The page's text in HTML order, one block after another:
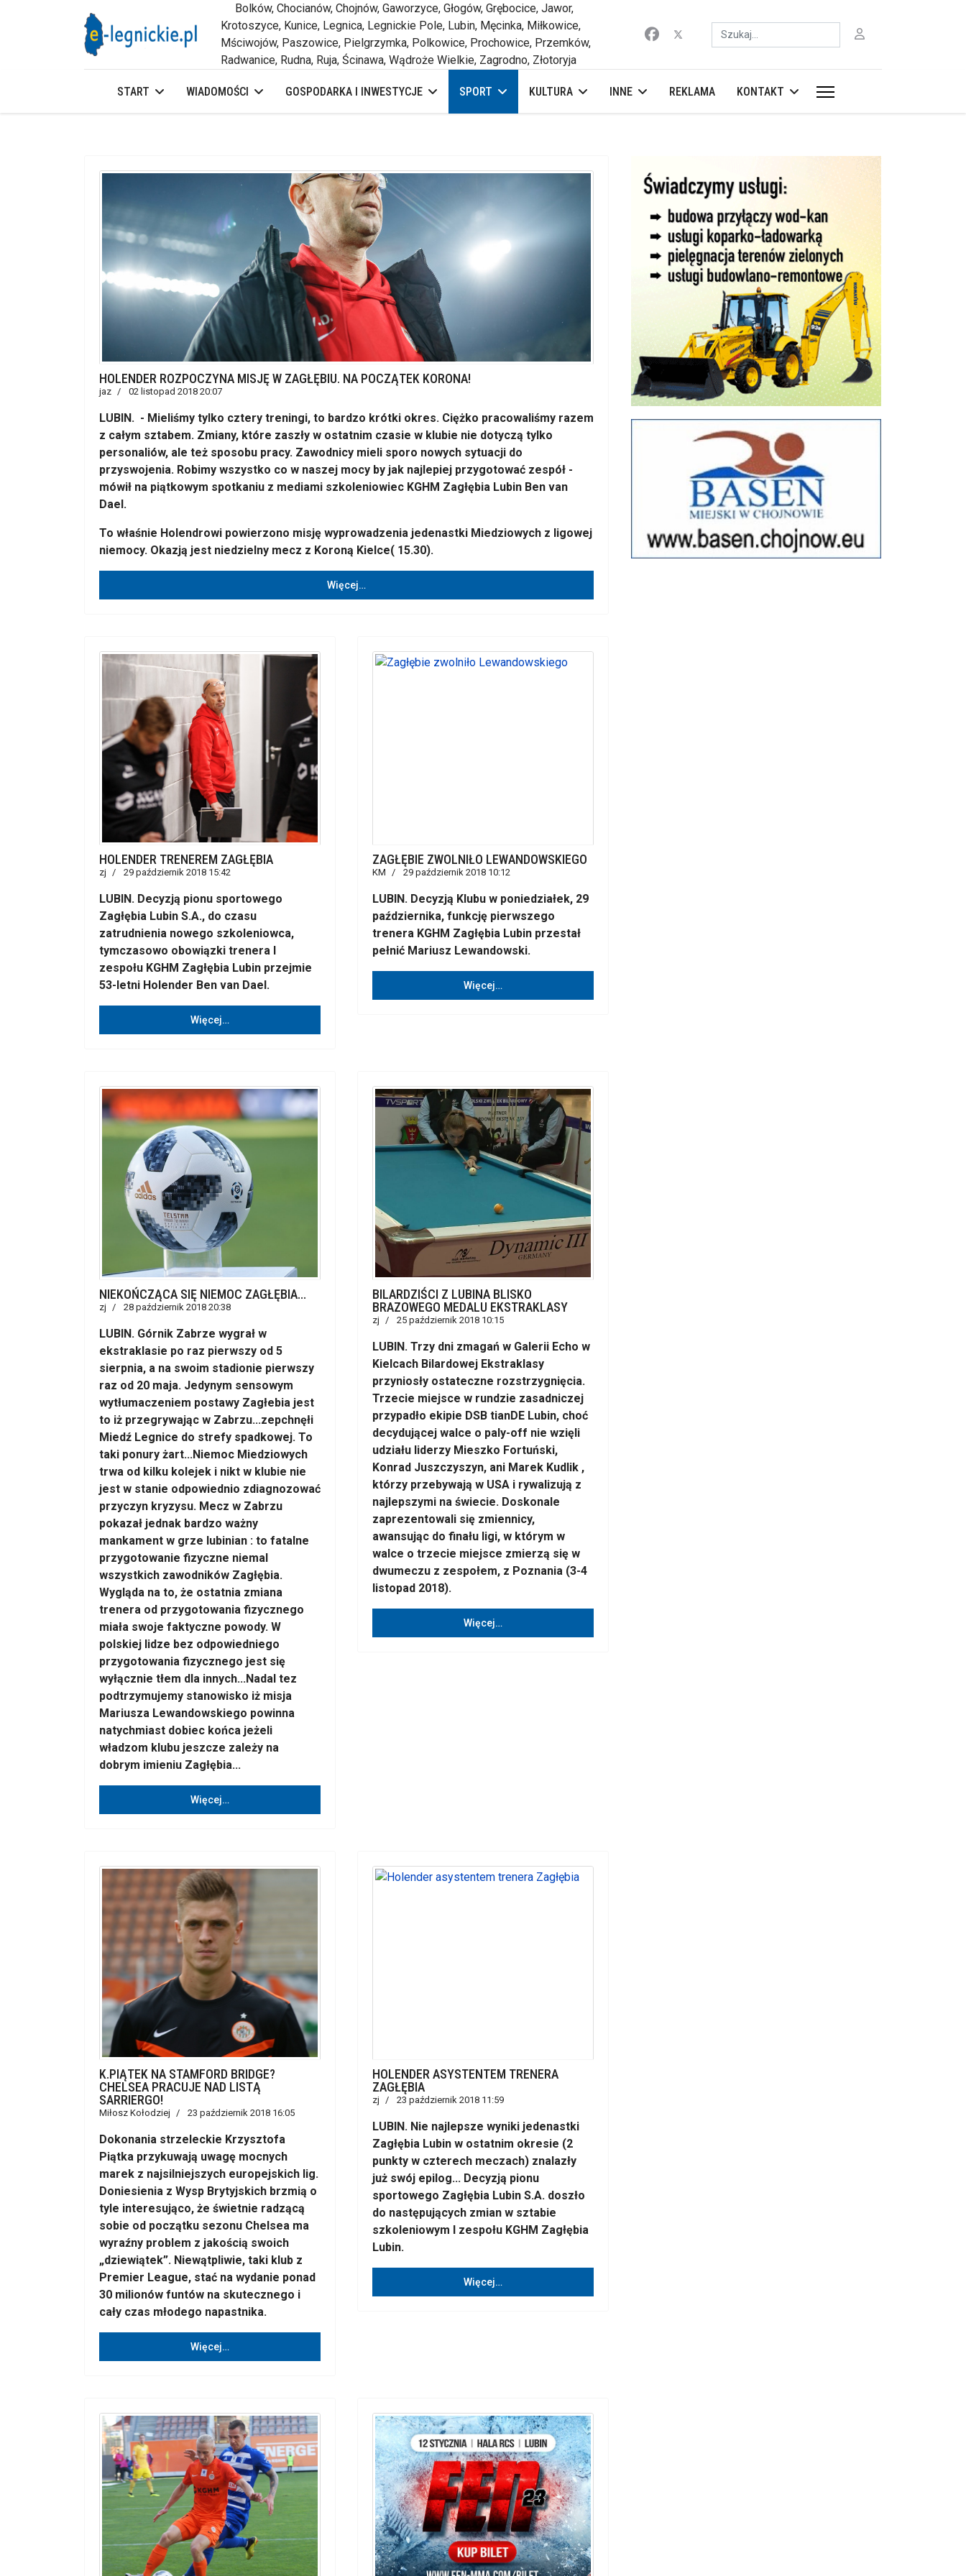
Bolków, Chocianów, Chojnów, Gaworzyce, Głogów, Grębocice, Jawor,
Krotoszyce, Kunice, Legnica, Legnickie Pole, Lubin, Męcinka, Miłkowice,
Mściwojów, Paszowice, Pielgrzymka, Polkowice, Prochowice, Przemków,
Radwanice, Rudna, Ruja, Ścinawa, Wądroże Wielkie, Zagrodno, Złotoryja
Szukaj
START WIADOMOŚCI GOSPODARKA I INWESTYCJE SPORT KULTURA INNE REKLAMA KONTAKT
HOLENDER ROZPOCZYNA MISJĘ W ZAGŁĘBIU. NA POCZĄTEK KORONA!
jaz 02 listopad 2018 20:07
LUBIN. - Mieliśmy tylko cztery treningi, to bardzo krótki okres. Ciężko pracowaliśmy razem
z całym sztabem. Zmiany, które zaszły w ostatnim czasie w klubie nie dotyczą tylko
personaliów, ale też sposobu pracy. Zawodnicy mieli sporo nowych sytuacji do
przyswojenia. Robimy wszystko co w naszej mocy by jak najlepiej przygotować zespół -
mówił na piątkowym spotkaniu z mediami szkoleniowiec KGHM Zagłębia Lubin Ben van
Dael.
To właśnie Holendrowi powierzono misję wyprowadzenia jedenastki Miedziowych z ligowej
niemocy. Okazją jest niedzielny mecz z Koroną Kielce( 15.30).
Więcej…
HOLENDER TRENEREM ZAGŁĘBIA
zj 29 październik 2018 15:42
LUBIN. Decyzją pionu sportowego
Zagłębia Lubin S.A., do czasu
zatrudnienia nowego szkoleniowca,
tymczasowo obowiązki trenera I
zespołu KGHM Zagłębia Lubin przejmie
53-letni Holender Ben van Dael.
Więcej…
ZAGŁĘBIE ZWOLNIŁO LEWANDOWSKIEGO
KM 29 październik 2018 10:12
LUBIN. Decyzją Klubu w poniedziałek, 29
października, funkcję pierwszego
trenera KGHM Zagłębia Lubin przestał
pełnić Mariusz Lewandowski.
Więcej…
NIEKOŃCZĄCA SIĘ NIEMOC ZAGŁĘBIA...
zj 28 październik 2018 20:38
LUBIN. Górnik Zabrze wygrał w
ekstraklasie po raz pierwszy od 5
sierpnia, a na swoim stadionie pierwszy
raz od 20 maja. Jedynym sensowym
wytłumaczeniem postawy Zagłebia jest
to iż przegrywając w Zabrzu...zepchnęłi
Miedź Legnice do strefy spadkowej. To
taki ponury żart...Niemoc Miedziowych
trwa od kilku kolejek i nikt w klubie nie
jest w stanie odpowiednio zdiagnozować
przyczyn kryzysu. Mecz w Zabrzu
pokazał jednak bardzo ważny
mankament w grze lubinian : to fatalne
przygotowanie fizyczne niemal
wszystkich zawodników Zagłębia.
Wygląda na to, że ostatnia zmiana
trenera od przygotowania fizycznego
miała swoje faktyczne powody. W
polskiej lidze bez odpowiedniego
przygotowania fizycznego jest się
wyłącznie tłem dla innych...Nadal tez
podtrzymujemy stanowisko iż misja
Mariusza Lewandowskiego powinna
natychmiast dobiec końca jeżeli
władzom klubu jeszcze zależy na
dobrym imieniu Zagłębia...
Więcej…
BILARDZIŚCI Z LUBINA BLISKO
BRAZOWEGO MEDALU EKSTRAKLASY
zj 25 październik 2018 10:15
LUBIN. Trzy dni zmagań w Galerii Echo w
Kielcach Bilardowej Ekstraklasy
przyniosły ostateczne rozstrzygnięcia.
Trzecie miejsce w rundzie zasadniczej
przypadło ekipie DSB tianDE Lubin, choć
decydującej walce o paly-off nie wzięli
udziału liderzy Mieszko Fortuński,
Konrad Juszczyszyn, ani Marek Kudlik ,
którzy przebywają w USA i rywalizują z
najlepszymi na świecie. Doskonale
zaprezentowali się zmiennicy,
awansując do finału ligi, w którym w
walce o trzecie miejsce zmierzą się w
dwumeczu z zespołem, z Poznania (3-4
listopad 2018).
Więcej…
K.PIĄTEK NA STAMFORD BRIDGE?
CHELSEA PRACUJE NAD LISTĄ
SARRIERGO!
Miłosz Kołodziej 23 październik 2018 16:05
Dokonania strzeleckie Krzysztofa
Piątka przykuwają uwagę mocnych
marek z najsilniejszych europejskich lig.
Doniesienia z Wysp Brytyjskich brzmią o
tyle interesująco, że świetnie radzącą
sobie od początku sezonu Chelsea ma
wyraźny problem z jakością swoich
„dziewiątek”. Niewątpliwie, taki klub z
Premier League, stać na wydanie ponad
30 milionów funtów na skutecznego i
cały czas młodego napastnika.
Więcej…
HOLENDER ASYSTENTEM TRENERA
ZAGŁĘBIA
zj 23 październik 2018 11:59
LUBIN. Nie najlepsze wyniki jedenastki
Zagłębia Lubin w ostatnim okresie (2
punkty w czterech meczach) znalazły
już swój epilog... Decyzją pionu
sportowego Zagłębia Lubin S.A. doszło
do następujących zmian w sztabie
szkoleniowym I zespołu KGHM Zagłębia
Lubin.
Więcej…